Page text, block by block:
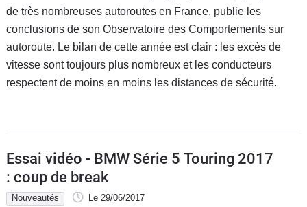
de très nombreuses autoroutes en France, publie les
conclusions de son Observatoire des Comportements sur
autoroute. Le bilan de cette année est clair : les excès de
vitesse sont toujours plus nombreux et les conducteurs
respectent de moins en moins les distances de sécurité.
Essai vidéo - BMW Série 5 Touring 2017
: coup de break
Nouveautés Le 29/06/2017